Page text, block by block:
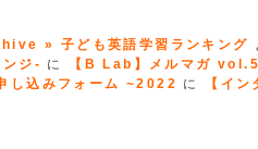
» 子ども英語学習ランキング
ジ- に 【B Lab】メルマガ
込みフォーム ~2022 に 【イ